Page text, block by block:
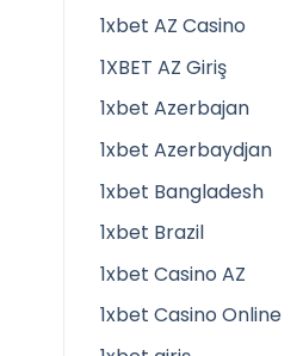
1xbet AZ Casino
1XBET AZ Giriş
1xbet Azerbajan
1xbet Azerbaydjan
1xbet Bangladesh
1xbet Brazil
1xbet Casino AZ
1xbet Casino Online